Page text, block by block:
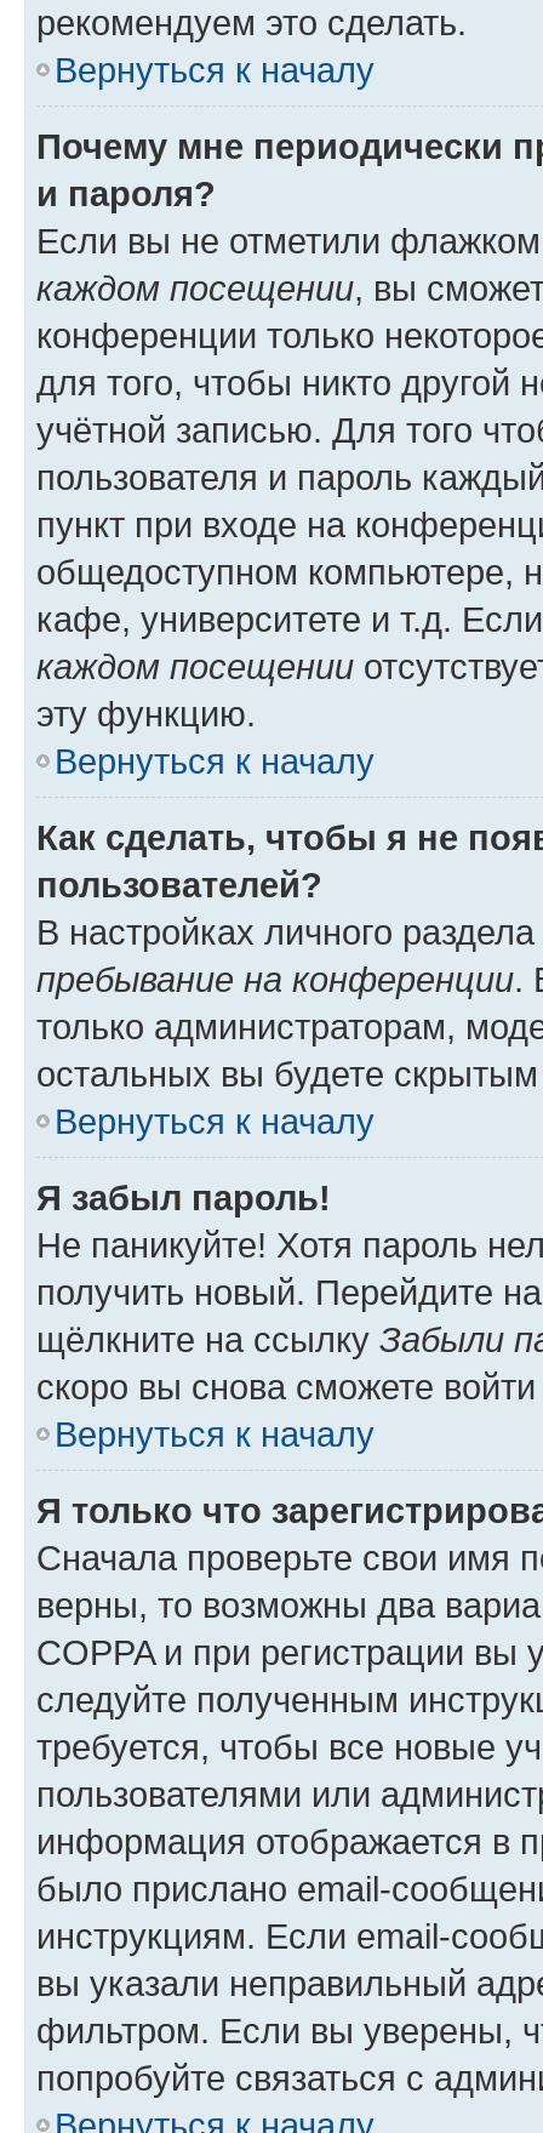
рекомендуем это сделать.
Вернуться к началу
Почему мне периодически
и пароля?
Если вы не отметили
каждом посещении, вы
конференции только
для того, чтобы никто другой
учётной записью. Для того
пользователя и пароль
пункт при входе на
общедоступном компьютере,
кафе, университете и т.д.
каждом посещении
эту функцию.
Вернуться к началу
Как сделать, чтобы я не
пользователей?
В настройках личного
пребывание на конференции.
только администраторам,
остальных вы будете
Вернуться к началу
Я забыл пароль!
Не паникуйте! Хотя пароль
получить новый. Перейдите
щёлкните на ссылку Забыли
скоро вы снова сможете
Вернуться к началу
Я только что
Сначала проверьте свои имя
верны, то возможны два
COPPA и при регистрации вы
следуйте полученным
требуется, чтобы все новые
пользователями или
информация отображается в
было прислано email-
инструкциям. Если email-
вы указали неправильный
фильтром. Если вы уверены,
попробуйте связаться с
Вернуться к началу